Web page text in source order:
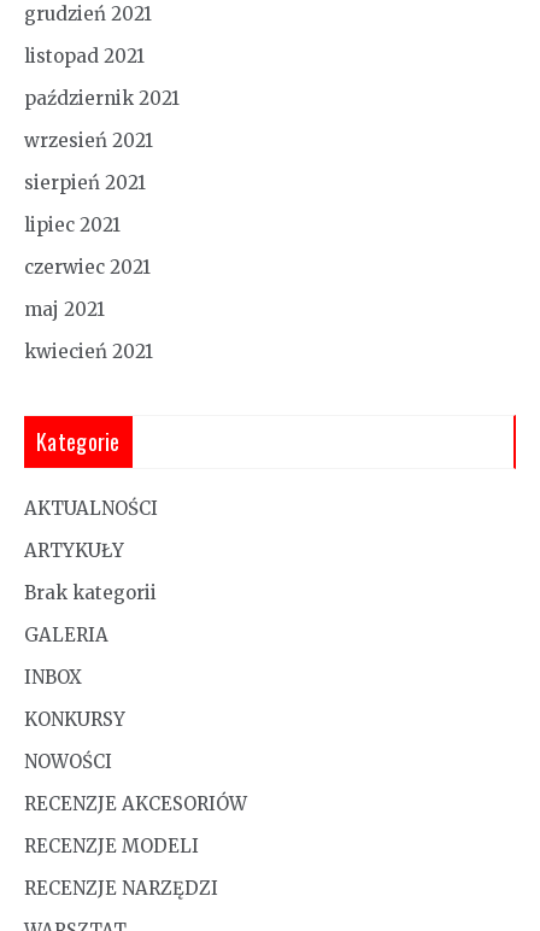
grudzień 2021
listopad 2021
październik 2021
wrzesień 2021
sierpień 2021
lipiec 2021
czerwiec 2021
maj 2021
kwiecień 2021
Kategorie
AKTUALNOŚCI
ARTYKUŁY
Brak kategorii
GALERIA
INBOX
KONKURSY
NOWOŚCI
RECENZJE AKCESORIÓW
RECENZJE MODELI
RECENZJE NARZĘDZI